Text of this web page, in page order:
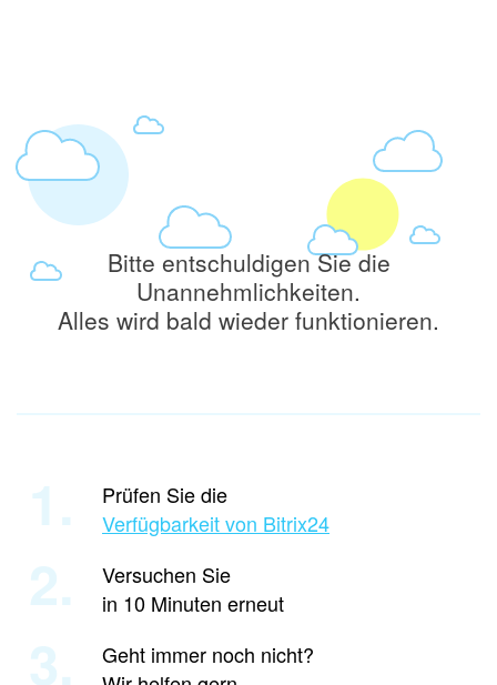
Bitte entschuldigen Sie die
Unannehmlichkeiten.
Alles wird bald wieder funktionieren.
1.
Prüfen Sie die
Verfügbarkeit von Bitrix24
2.
Versuchen Sie
in 10 Minuten erneut
3.
Geht immer noch nicht?